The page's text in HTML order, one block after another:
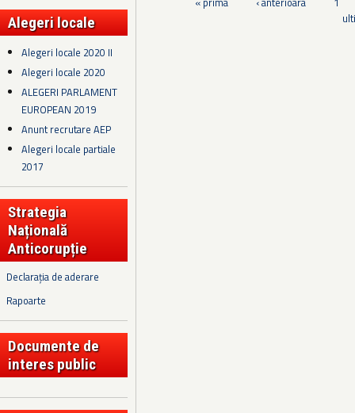
Alegeri locale
Alegeri locale 2020 II
Alegeri locale 2020
ALEGERI PARLAMENT
EUROPEAN 2019
Anunt recrutare AEP
Alegeri locale partiale
2017
Strategia
Națională
Anticorupție
Declarația de aderare
Rapoarte
Documente de
interes public
Pagini